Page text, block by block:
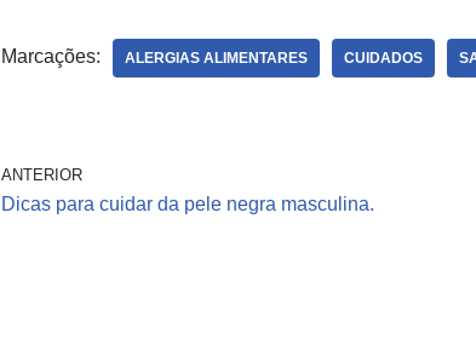
necessários.
Marcações:
ALERGIAS ALIMENTARES CUIDADOS
ANTERIOR
Dicas para cuidar da pele negra masculina.